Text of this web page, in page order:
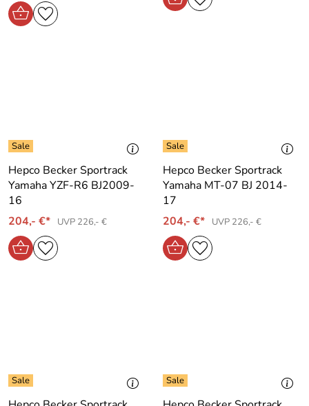
Hepco Becker Sportrack
Yamaha YZF-R6 BJ2009-
16
204,- €*
UVP 226,- €
Hepco Becker Sportrack
Yamaha MT-07 BJ 2014-
17
204,- €*
UVP 226,- €